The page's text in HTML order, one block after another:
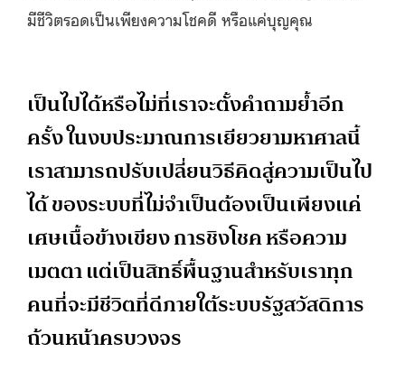
มีชีวิตรอดเป็นเพียงความโชคดี หรือแค่บุญคุณ
เป็นไปได้หรือไม่ที่เราจะตั้งคำถามย้ำอีก
ครั้ง ในงบประมาณการเยียวยามหาศาลนี้
เราสามารถปรับเปลี่ยนวิธีคิดสู่ความเป็นไป
ได้ ของระบบที่ไม่จำเป็นต้องเป็นเพียงแค่
เศษเนื้อข้างเขียง การชิงโชค หรือความ
เมตตา แต่เป็นสิทธิ์พื้นฐานสำหรับเราทุก
คนที่จะมีชีวิตที่ดีภายใต้ระบบรัฐสวัสดิการ
ถ้วนหน้าครบวงจร